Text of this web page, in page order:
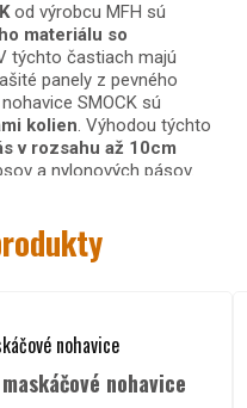
od výrobcu MFH sú
materiálu so
týchto častiach majú
panely z pevného
SMOCK sú
kolien. Výhodou týchto
v rozsahu až 10cm
a nylonových pásov.
taktických
nohavice